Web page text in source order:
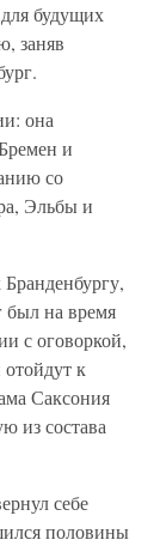
будущих
заняв
она
и
со
Эльбы и
был на время
с оговоркой,
отойдут к
Саксония
из состава
себе
половины